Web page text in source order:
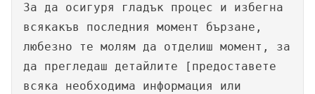
За да осигуря гладък процес и избегна
всякакъв последния момент бързане,
любезно те молям да отделиш момент, за
да прегледаш детайлите [предоставете
всяка необходима информация или